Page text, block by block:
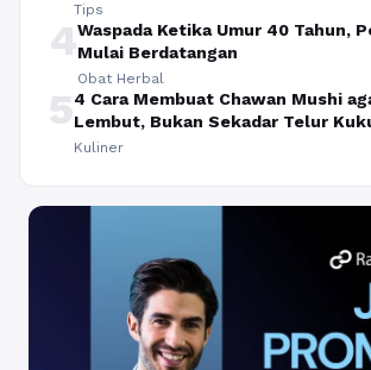
Tips
4Waspada Ketika Umur 40 Tahun,
Mulai Berdatangan
Obat Herbal
54 Cara Membuat Chawan Mushi
Lembut, Bukan Sekadar Telur
Kuliner